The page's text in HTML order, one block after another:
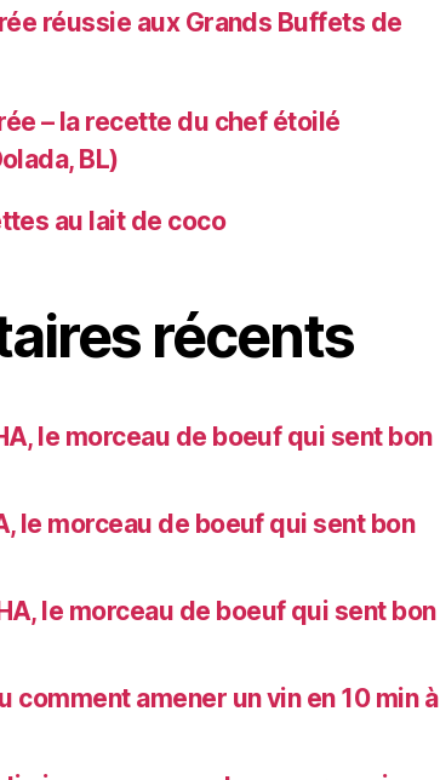
réussie aux Grands Buffets de
– la recette du chef étoilé
BL)
au lait de coco
récents
le morceau de boeuf qui sent bon
le morceau de boeuf qui sent bon
le morceau de boeuf qui sent bon
comment amener un vin en 10 min à